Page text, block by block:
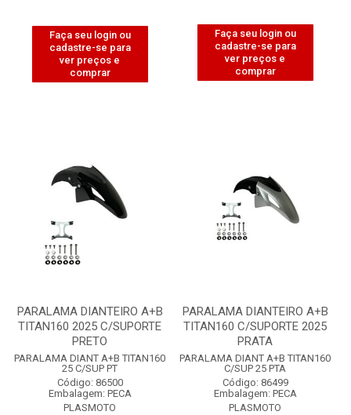
Faça seu login ou
cadastre-se para
ver preços e
comprar
Faça seu login ou
cadastre-se para
ver preços e
comprar
PARALAMA DIANTEIRO A+B
TITAN160 2025 C/SUPORTE
PRETO
PARALAMA DIANT A+B TITAN160
25 C/SUP PT
Código: 86500
Embalagem: PECA
PLASMOTO
PARALAMA DIANTEIRO A+B
TITAN160 C/SUPORTE 2025
PRATA
PARALAMA DIANT A+B TITAN160
C/SUP 25 PTA
Código: 86499
Embalagem: PECA
PLASMOTO